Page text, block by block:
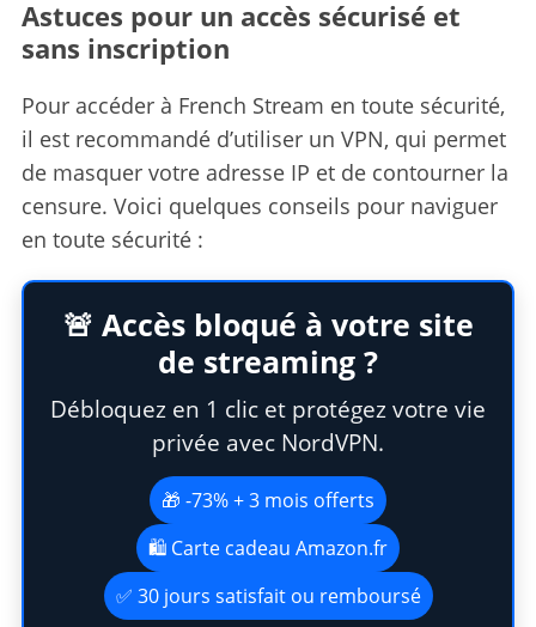
Astuces pour un accès sécurisé et
sans inscription
Pour accéder à French Stream en toute sécurité,
il est recommandé d’utiliser un VPN, qui permet
de masquer votre adresse IP et de contourner la
censure. Voici quelques conseils pour naviguer
en toute sécurité :
🚨 Accès bloqué à votre site
de streaming ?
Débloquez en 1 clic et protégez votre vie
privée avec NordVPN.
🎁 -73% + 3 mois offerts
🛍️ Carte cadeau Amazon.fr
✅ 30 jours satisfait ou remboursé